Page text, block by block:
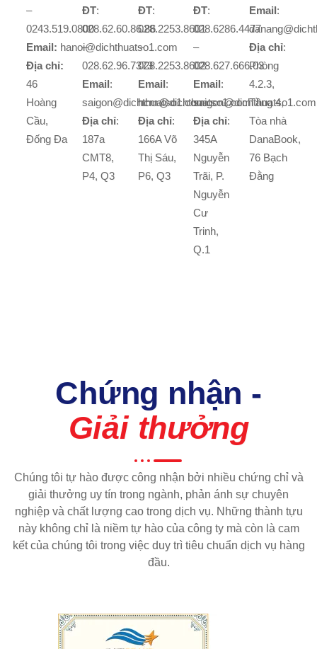
–
0243.519.0800
Email: hanoi@dichthuatso1.com
Địa chỉ:
46
Hoàng
Cầu,
Đống Đa
ĐT:
028.62.60.86.86
–
028.62.96.7373
Email:
saigon@dichthuatso1.com
Địa chỉ:
187a
CMT8,
P4, Q3
ĐT:
028.2253.8601
–
028.2253.8602
Email:
hcm@dichthuatso1.com
Địa chỉ:
166A Võ
Thị Sáu,
P6, Q3
ĐT:
028.6286.4477
–
028.627.666.03
Email:
saigon@dichthuatso1.com
Địa chỉ:
345A
Nguyễn
Trãi, P.
Nguyễn
Cư
Trinh,
Q.1
Email:
Địa chỉ:
Phòng
4.2.3,
Tầng 4,
Tòa nhà
DanaBook,
76 Bạch
Đằng
Chứng nhận -
Giải thưởng
Chúng tôi tự hào được công nhận bởi nhiều chứng chỉ và
giải thưởng uy tín trong ngành, phản ánh sự chuyên
nghiệp và chất lượng cao trong dịch vụ. Những thành tựu
này không chỉ là niềm tự hào của công ty mà còn là cam
kết của chúng tôi trong việc duy trì tiêu chuẩn dịch vụ hàng
đầu.